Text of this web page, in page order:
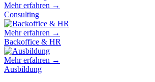
Mehr erfahren →
Consulting
Mehr erfahren →
Backoffice & HR
Mehr erfahren →
Ausbildung